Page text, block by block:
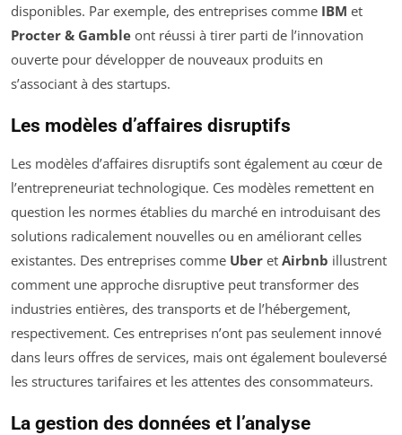
disponibles. Par exemple, des entreprises comme IBM et
Procter & Gamble ont réussi à tirer parti de l’innovation
ouverte pour développer de nouveaux produits en
s’associant à des startups.
Les modèles d’affaires disruptifs
Les modèles d’affaires disruptifs sont également au cœur de
l’entrepreneuriat technologique. Ces modèles remettent en
question les normes établies du marché en introduisant des
solutions radicalement nouvelles ou en améliorant celles
existantes. Des entreprises comme Uber et Airbnb illustrent
comment une approche disruptive peut transformer des
industries entières, des transports et de l’hébergement,
respectivement. Ces entreprises n’ont pas seulement innové
dans leurs offres de services, mais ont également bouleversé
les structures tarifaires et les attentes des consommateurs.
La gestion des données et l’analyse